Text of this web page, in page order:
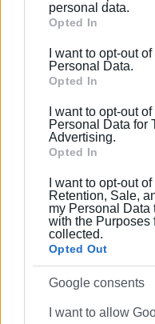
Please note that this
Google services and
behaviour. You may
Google and its third-
section.
personal data.
Opted In
I want to opt-out
Personal Data.
Opted In
I want to opt-out
Personal Data for
Advertising.
Opted In
I want to opt-out
Retention, Sale,
my Personal Data
with the Purposes
collected.
Opted Out
Google consents
I want to allow
Ακολουθήστε το